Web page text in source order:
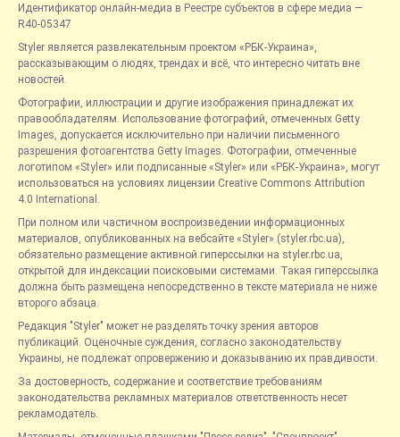
Идентификатор онлайн-медиа в Реестре субъектов в сфере медиа —
R40-05347
Styler является развлекательным проектом «РБК-Украина»,
рассказывающим о людях, трендах и всё, что интересно читать вне
новостей.
Фотографии, иллюстрации и другие изображения принадлежат их
правообладателям. Использование фотографий, отмеченных Getty
Images, допускается исключительно при наличии письменного
разрешения фотоагентства Getty Images. Фотографии, отмеченные
логотипом «Styler» или подписанные «Styler» или «РБК-Украина», могут
использоваться на условиях лицензии Creative Commons Attribution
4.0 International.
При полном или частичном воспроизведении информационных
материалов, опубликованных на вебсайте «Styler» (styler.rbc.ua),
обязательно размещение активной гиперссылки на styler.rbc.ua,
открытой для индексации поисковыми системами. Такая гиперссылка
должна быть размещена непосредственно в тексте материала не ниже
второго абзаца.
Редакция "Styler" может не разделять точку зрения авторов
публикаций. Оценочные суждения, согласно законодательству
Украины, не подлежат опровержению и доказыванию их правдивости.
За достоверность, содержание и соответствие требованиям
законодательства рекламных материалов ответственность несет
рекламодатель.